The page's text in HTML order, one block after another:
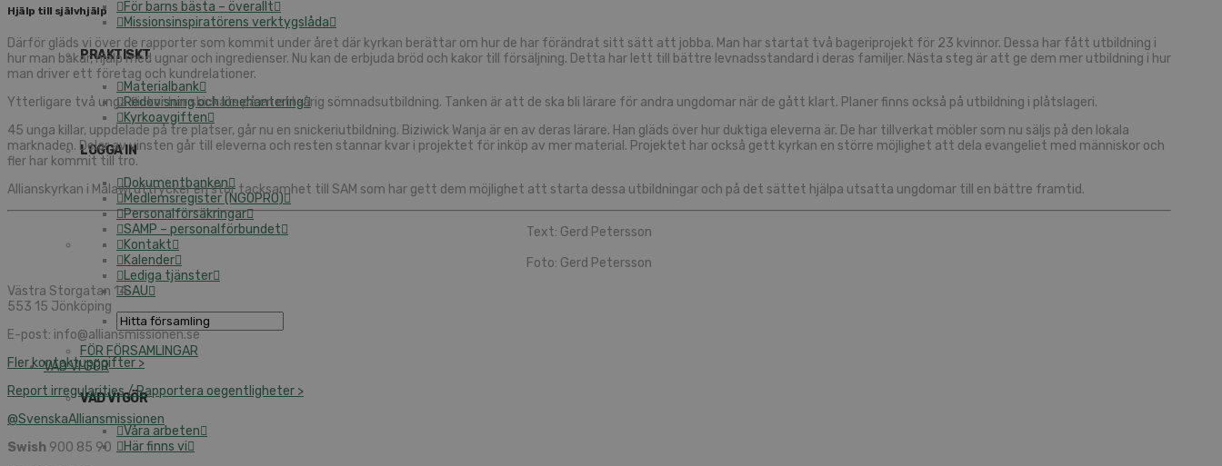
För barns bästa – överallt
Missionsinspiratörens verktygslåda
PRAKTISKT
Materialbank
Redovisning och lönehantering
Kyrkoavgiften
LOGGA IN
Dokumentbanken
Medlemsregister (NGOPRO)
Personalförsäkringar
SAMP – personalförbundet
Kontakt
Kalender
Lediga tjänster
SAU
FÖR FÖRSAMLINGAR
VAD VI GÖR
VAD VI GÖR
Våra arbeten
Här finns vi
Hjälp till självhjälp
Därför gläds vi över de rapporter som kommit under året där kyrkan berättar om hur de har förändrat sitt sätt att jobba. Man har startat två bageriprojekt för 23 kvinnor. Dessa har fått utbildning i
hur man bakar, hjälp med ugnar och ingredienser. Nu kan de erbjuda bröd och kakor till försäljning. Detta har lett till bättre levnadsstandard i deras familjer. Nästa steg är att ge dem mer utbildning i hur
man driver ett företag och kundrelationer.
Ytterligare två unga flickor har skickats på en ett-årig sömnadsutbildning. Tanken är att de ska bli lärare för andra ungdomar när de gått klart. Planer finns också på utbildning i plåtslageri.
45 unga killar, uppdelade på tre platser, går nu en snickeriutbildning. Biziwick Wanja är en av deras lärare. Han gläds över hur duktiga eleverna är. De har tillverkat möbler som nu säljs på den lokala
marknaden. Delar av vinsten går till eleverna och resten stannar kvar i projektet för inköp av mer material. Projektet har också gett kyrkan en större möjlighet att dela evangeliet med människor och
fler har kommit till tro.
Allianskyrkan i Malawi uttrycker en stor tacksamhet till SAM som har gett dem möjlighet att starta dessa utbildningar och på det sättet hjälpa utsatta ungdomar till en bättre framtid.
Text: Gerd Petersson
Foto: Gerd Petersson
Västra Storgatan 14
553 15 Jönköping
E-post: info@alliansmissionen.se
Fler kontaktuppgifter >
Report irregularities / Rapportera oegentligheter >
@SvenskaAlliansmissionen
Swish 900 85 90